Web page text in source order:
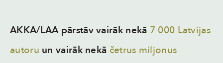
AKKA/LAA pārstāv vairāk nekā 7 000 Latvijas
autoru un vairāk nekā četrus miljonus